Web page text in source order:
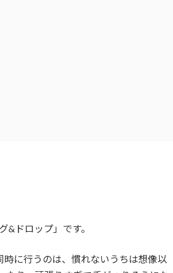
ドロップ」です。
に行うのは、慣れないうちは想像以